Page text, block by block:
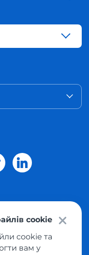
права захищені
cookie
cookie та
вам у